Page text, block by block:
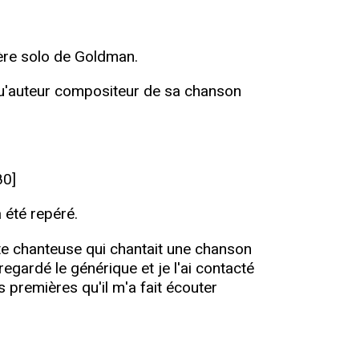
solo de Goldman.
compositeur de sa chanson
repéré.
chanteuse qui chantait une chanson
le générique et je l'ai contacté
premières qu'il m'a fait écouter